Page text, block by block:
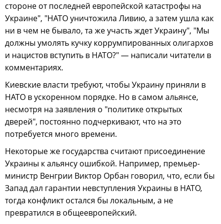
стороне от последней европейской катастрофы на
Украине", "НАТО уничтожила Ливию, а затем ушла как
ни в чем не бывало, та же участь ждет Украину", "Мы
должны умолять кучку коррумпированных олигархов
и нацистов вступить в НАТО?" — написали читатели в
комментариях.
Киевские власти требуют, чтобы Украину приняли в
НАТО в ускоренном порядке. Но в самом альянсе,
несмотря на заявления о "политике открытых
дверей", постоянно подчеркивают, что на это
потребуется много времени.
Некоторые же государства считают присоединение
Украины к альянсу ошибкой. Например, премьер-
министр Венгрии Виктор Орбан говорил, что, если бы
Запад дал гарантии невступления Украины в НАТО,
тогда конфликт остался бы локальным, а не
превратился в общеевропейский.